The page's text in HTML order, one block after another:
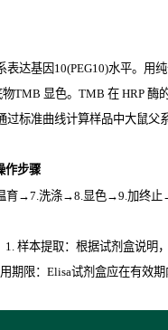
达基因10(PEG10)水平。用
物TMB 显色。 TMB 在 HRP 酶
过标准曲线计算样品中大鼠父
作步骤
→7.洗涤→8.显色→9.加终止
样本提取：根据试剂盒说
期限：Elisa试剂盒应在有效